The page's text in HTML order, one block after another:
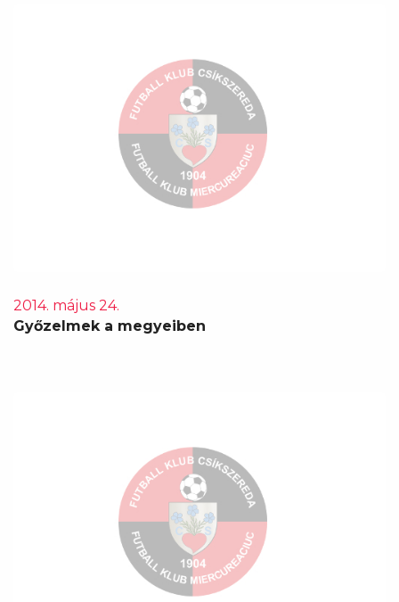
2014. május 24.
Győzelmek a megyeiben